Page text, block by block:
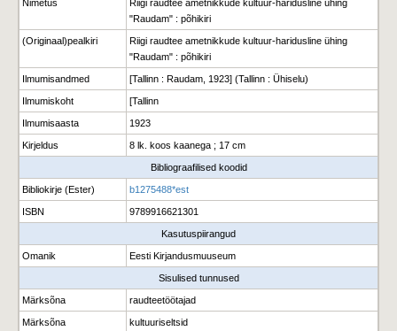
Nimetus
Riigi raudtee ametnikkude kultuur-haridusline ühing
"Raudam" : põhikiri
(Originaal)pealkiri
Riigi raudtee ametnikkude kultuur-haridusline ühing
"Raudam" : põhikiri
Ilmumisandmed [Tallinn : Raudam, 1923] (Tallinn : Ühiselu)
Ilmumiskoht [Tallinn
Ilmumisaasta 1923
Kirjeldus 8 lk. koos kaanega ; 17 cm
Bibliograafilised koodid
Bibliokirje (Ester) b1275488*est
ISBN 9789916621301
Kasutuspiirangud
Omanik Eesti Kirjandusmuuseum
Sisulised tunnused
Märksõna raudteetöötajad
Märksõna kultuuriseltsid